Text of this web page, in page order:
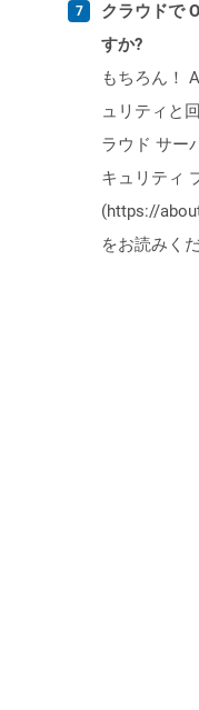
クラウドで
すか?
もちろん！
ュリティと
ラウド サー
キュリティ
(https://
をお読みく